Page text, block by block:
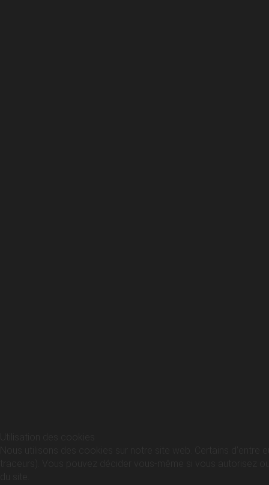
Nous utilisons des cookies sur notre site web. Certains
traceurs). Vous pouvez décider vous-même si vous autorisez